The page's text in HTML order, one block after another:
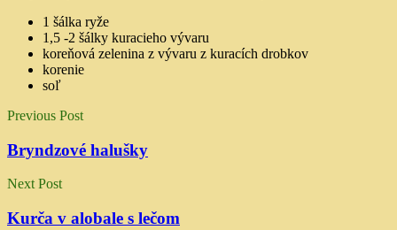
1 šálka ryže
1,5 -2 šálky kuracieho vývaru
koreňová zelenina z vývaru z kuracích drobkov
korenie
soľ
Previous Post
Bryndzové halušky
Next Post
Kurča v alobale s lečom